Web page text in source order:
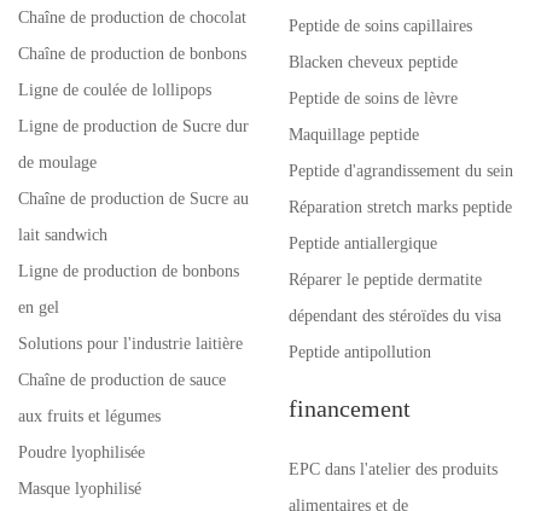
Chaîne de production de chocolat
Chaîne de production de bonbons
Ligne de coulée de lollipops
Ligne de production de Sucre dur
de moulage
Chaîne de production de Sucre au
lait sandwich
Ligne de production de bonbons
en gel
Solutions pour l'industrie laitière
Chaîne de production de sauce
aux fruits et légumes
Poudre lyophilisée
Masque lyophilisé
Peptide de soins capillaires
Blacken cheveux peptide
Peptide de soins de lèvre
Maquillage peptide
Peptide d'agrandissement du sein
Réparation stretch marks peptide
Peptide antiallergique
Réparer le peptide dermatite
dépendant des stéroïdes du visa
Peptide antipollution
financement
EPC dans l'atelier des produits
alimentaires et de